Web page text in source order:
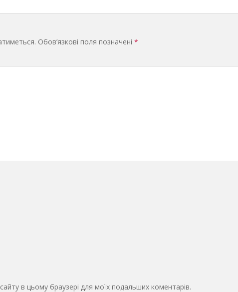
Обов’язкові поля позначені *
в цьому браузері для моїх подальших коментарів.